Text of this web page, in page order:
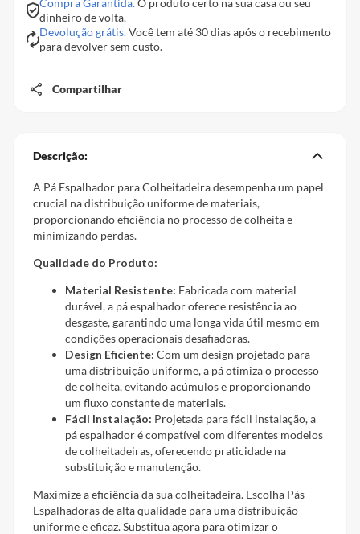
dinheiro de volta.
Devolução grátis.Você tem até 30 dias após o recebimento
para devolver sem custo.
Compartilhar
Descrição:
A Pá Espalhador para Colheitadeira desempenha um papel
crucial na distribuição uniforme de materiais,
proporcionando eficiência no processo de colheita e
minimizando perdas.
Qualidade do Produto:
Material Resistente: Fabricada com material
durável, a pá espalhador oferece resistência ao
desgaste, garantindo uma longa vida útil mesmo em
condições operacionais desafiadoras.
Design Eficiente: Com um design projetado para
uma distribuição uniforme, a pá otimiza o processo
de colheita, evitando acúmulos e proporcionando
um fluxo constante de materiais.
Fácil Instalação: Projetada para fácil instalação, a
pá espalhador é compatível com diferentes modelos
de colheitadeiras, oferecendo praticidade na
substituição e manutenção.
Maximize a eficiência da sua colheitadeira. Escolha Pás
Espalhadoras de alta qualidade para uma distribuição
uniforme e eficaz. Substitua agora para otimizar o